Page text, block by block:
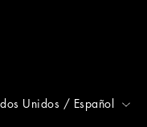
Unidos / Español